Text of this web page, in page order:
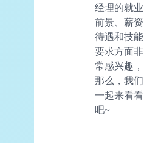
经理的就业
前景、薪资
待遇和技能
要求方面非
常感兴趣，
那么，我们
一起来看看
吧~